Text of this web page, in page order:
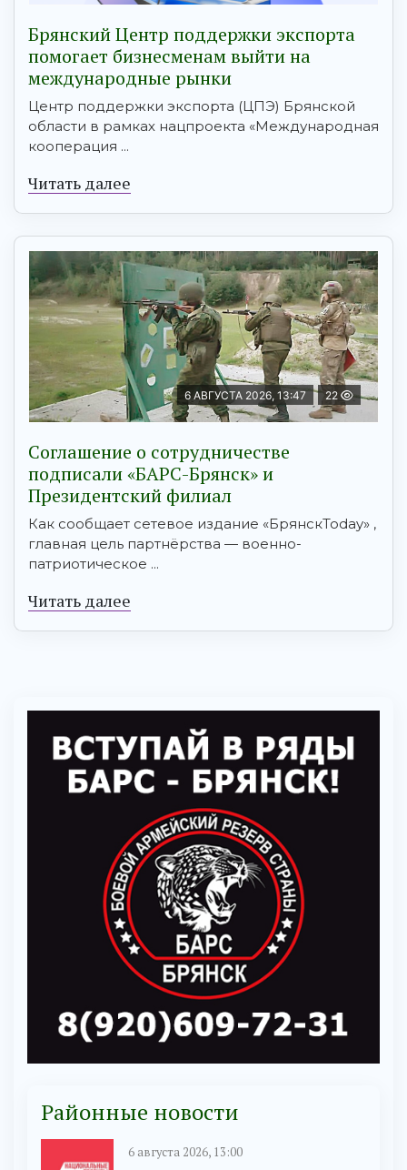
Брянский Центр поддержки экспорта
помогает бизнесменам выйти на
международные рынки
Центр поддержки экспорта (ЦПЭ) Брянской
области в рамках нацпроекта «Международная
кооперация ...
Читать далее
6 АВГУСТА 2026, 13:47 22
Соглашение о сотрудничестве
подписали «БАРС-Брянск» и
Президентский филиал
Как сообщает сетевое издание «БрянскToday» ,
главная цель партнёрства — военно-
патриотическое ...
Читать далее
Районные новости
6 августа 2026, 13:00